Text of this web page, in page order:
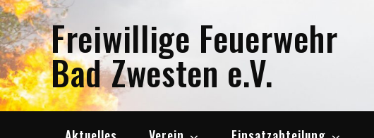
Skip
to
content Freiwillige Feuerwehr
Bad Zwesten e.V.